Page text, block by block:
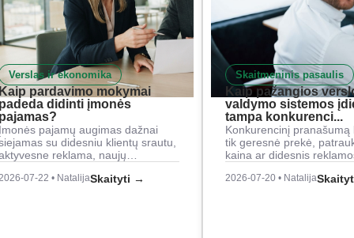
Verslas ir ekonomika
pardavimo mokymai
didinti įmonės
pajamų augimas dažnai
su didesniu klientų srautu,
reklama, naujų…
07-22 • NatalijaSkaityti →
Skaitmeninis pasaulis
Kaip pažangios
valdymo sistemos
tampa konkurenci...
Konkurencinį pranašumą
tik geresnė prekė,
kaina ar didesnis
2026-07-20 • Natalija